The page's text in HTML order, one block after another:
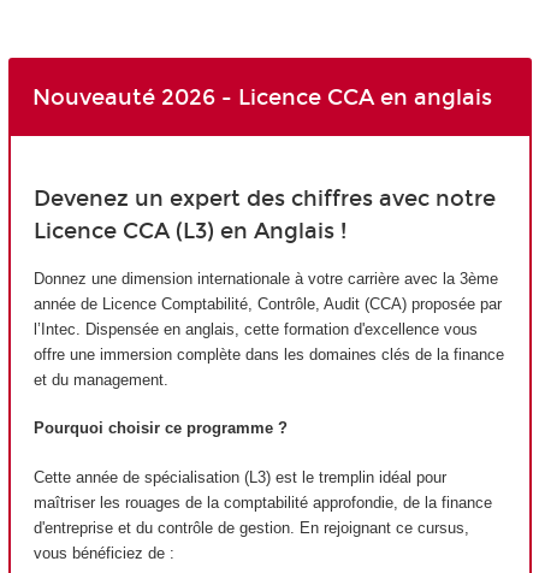
Nouveauté 2026 - Licence CCA en anglais
Devenez un expert des chiffres avec notre
Licence CCA (L3) en Anglais !
Donnez une dimension internationale à votre carrière avec la 3ème
année de Licence Comptabilité, Contrôle, Audit (CCA) proposée par
l’Intec. Dispensée en anglais, cette formation d'excellence vous
offre une immersion complète dans les domaines clés de la finance
et du management.
Pourquoi choisir ce programme ?
Cette année de spécialisation (L3) est le tremplin idéal pour
maîtriser les rouages de la comptabilité approfondie, de la finance
d'entreprise et du contrôle de gestion. En rejoignant ce cursus,
vous bénéficiez de :